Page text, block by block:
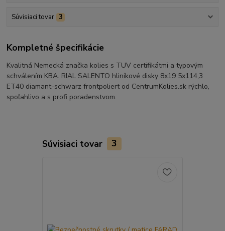
Súvisiaci tovar 3
Kompletné špecifikácie
Kvalitná Nemecká značka kolies s TUV certifikátmi a typovým
schválením KBA. RIAL SALENTO hliníkové disky 8x19 5x114,3
ET40 diamant-schwarz frontpoliert od CentrumKolies.sk rýchlo,
spoľahlivo a s profi poradenstvom.
Súvisiaci tovar 3